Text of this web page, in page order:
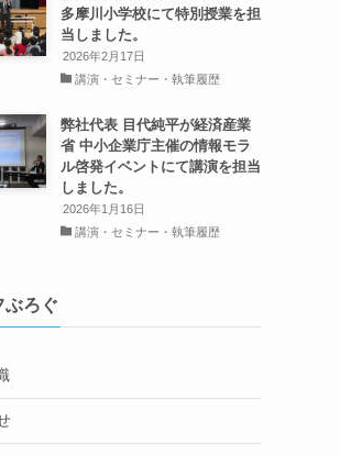
多摩川小学校にて特別授業を担
当しました。
2026年2月17日
講演・セミナー・執筆履歴
弊社代表 目代純平が経済産業
省 中小企業庁主催の情報モラ
ル啓発イベントにて講演を担当
しました。
2026年1月16日
講演・セミナー・執筆履歴
ぶろぐ